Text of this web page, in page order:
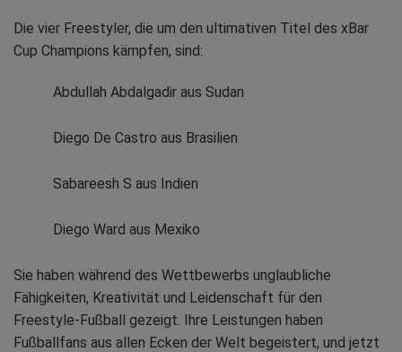
Die vier Freestyler, die um den ultimativen Titel des xBar
Cup Champions kämpfen, sind:
Abdullah Abdalgadir aus Sudan
Diego De Castro aus Brasilien
Sabareesh S aus Indien
Diego Ward aus Mexiko
Sie haben während des Wettbewerbs unglaubliche
Fähigkeiten, Kreativität und Leidenschaft für den
Freestyle-Fußball gezeigt. Ihre Leistungen haben
Fußballfans aus allen Ecken der Welt begeistert, und jetzt